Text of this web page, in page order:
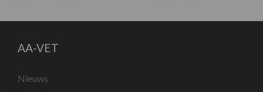
AA-VET
Nieuws